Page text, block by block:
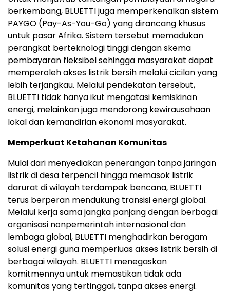
berkembang, BLUETTI juga memperkenalkan sistem
PAYGO (Pay-As-You-Go) yang dirancang khusus
untuk pasar Afrika. Sistem tersebut memadukan
perangkat berteknologi tinggi dengan skema
pembayaran fleksibel sehingga masyarakat dapat
memperoleh akses listrik bersih melalui cicilan yang
lebih terjangkau. Melalui pendekatan tersebut,
BLUETTI tidak hanya ikut mengatasi kemiskinan
energi, melainkan juga mendorong kewirausahaan
lokal dan kemandirian ekonomi masyarakat.
Memperkuat Ketahanan Komunitas
Mulai dari menyediakan penerangan tanpa jaringan
listrik di desa terpencil hingga memasok listrik
darurat di wilayah terdampak bencana, BLUETTI
terus berperan mendukung transisi energi global.
Melalui kerja sama jangka panjang dengan berbagai
organisasi nonpemerintah internasional dan
lembaga global, BLUETTI menghadirkan beragam
solusi energi guna memperluas akses listrik bersih di
berbagai wilayah. BLUETTI menegaskan
komitmennya untuk memastikan tidak ada
komunitas yang tertinggal, tanpa akses energi.